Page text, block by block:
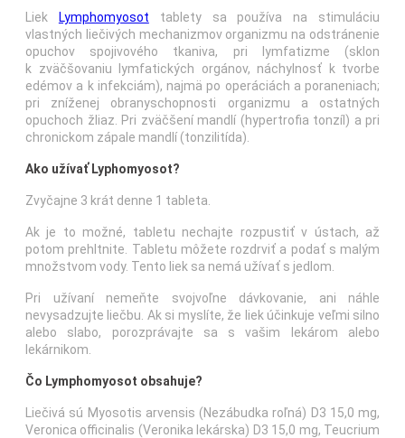
Liek Lymphomyosot tablety sa používa na stimuláciu
vlastných liečivých mechanizmov organizmu na odstránenie
opuchov spojivového tkaniva, pri lymfatizme (sklon
k zväčšovaniu lymfatických orgánov, náchylnosť k tvorbe
edémov a k infekciám), najmä po operáciách a poraneniach;
pri zníženej obranyschopnosti organizmu a ostatných
opuchoch žliaz. Pri zväčšení mandlí (hypertrofia tonzíl) a pri
chronickom zápale mandlí (tonzilitída).
Ako užívať Lyphomyosot?
Zvyčajne 3 krát denne 1 tableta.
Ak je to možné, tabletu nechajte rozpustiť v ústach, až
potom prehltnite. Tabletu môžete rozdrviť a podať s malým
množstvom vody. Tento liek sa nemá užívať s jedlom.
Pri užívaní nemeňte svojvoľne dávkovanie, ani náhle
nevysadzujte liečbu. Ak si myslíte, že liek účinkuje veľmi silno
alebo slabo, porozprávajte sa s vašim lekárom alebo
lekárnikom.
Čo Lymphomyosot obsahuje?
Liečivá sú Myosotis arvensis (Nezábudka roľná) D3 15,0 mg,
Veronica officinalis (Veronika lekárska) D3 15,0 mg, Teucrium